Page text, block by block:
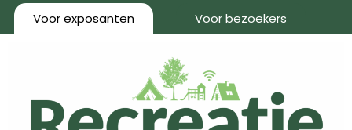
Voor exposanten Voor bezoekers